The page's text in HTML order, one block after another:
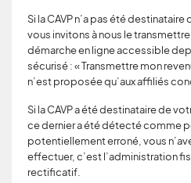
Si la CAVP n’a pas été
vous invitons à nous le
démarche en ligne accessible
sécurisé : « Transmettre mon
n’est proposée qu’aux affiliés
Si la CAVP a été destinataire de
ce dernier a été détecté comme
potentiellement erroné, vous
effectuer, c’est l’administration
rectificatif.